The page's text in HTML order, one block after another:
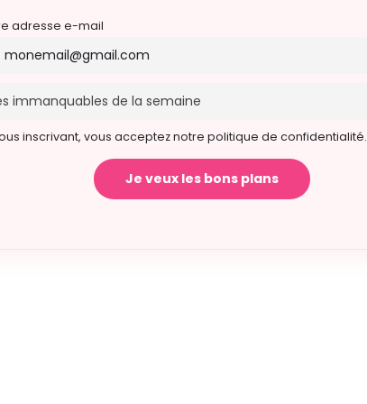
adresse e-mail
inscrivant, vous acceptez notre politique de confidentialité.